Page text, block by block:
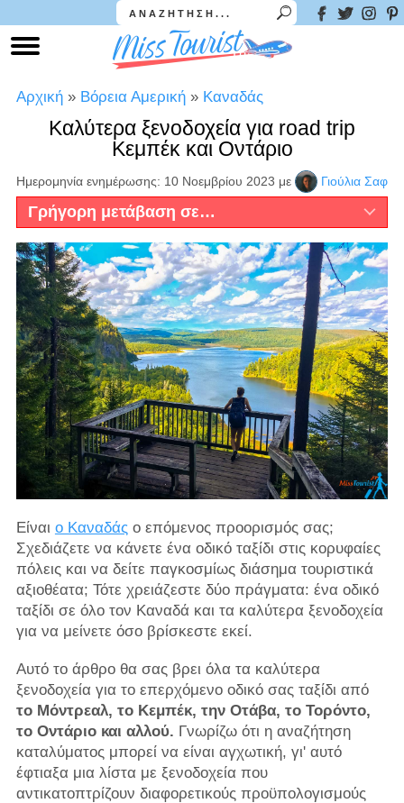
Αρχική » Βόρεια Αμερική » Καναδάς
Καλύτερα ξενοδοχεία για road trip
Κεμπέκ και Οντάριο
Ημερομηνία ενημέρωσης: 10 Νοεμβρίου 2023 με Γιούλια Σαφ
Γρήγορη μετάβαση σε…
Είναι ο Καναδάς ο επόμενος προορισμός σας;
Σχεδιάζετε να κάνετε ένα οδικό ταξίδι στις κορυφαίες
πόλεις και να δείτε παγκοσμίως διάσημα τουριστικά
αξιοθέατα; Τότε χρειάζεστε δύο πράγματα: ένα οδικό
ταξίδι σε όλο τον Καναδά και τα καλύτερα ξενοδοχεία
για να μείνετε όσο βρίσκεστε εκεί.
Αυτό το άρθρο θα σας βρει όλα τα καλύτερα
ξενοδοχεία για το επερχόμενο οδικό σας ταξίδι από
το Μόντρεαλ, το Κεμπέκ, την Οτάβα, το Τορόντο,
το Οντάριο και αλλού. Γνωρίζω ότι η αναζήτηση
καταλύματος μπορεί να είναι αγχωτική, γι' αυτό
έφτιαξα μια λίστα με ξενοδοχεία που
αντικατοπτρίζουν διαφορετικούς προϋπολογισμούς